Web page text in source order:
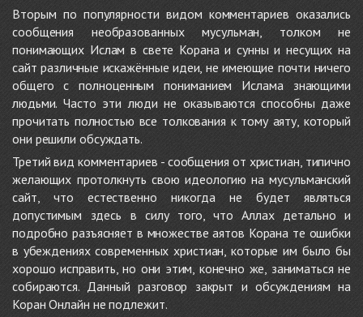
Вторым по популярности видом комментариев оказались
сообщения необразованных мусульман, толком не
понимающих Ислам в свете Корана и сунны и несущих на
сайт различные искажённые идеи, не имеющие почти ничего
общего с полноценным пониманием Ислама знающими
людьми. Часто эти люди не оказываются способны даже
прочитать полностью все толкования к тому аяту, который
они решили обсуждать.
Третий вид комментариев - сообщения от христиан, типично
желающих протолкнуть свою идеологию на мусульманский
сайт, что естественно никогда не будет являться
допустимым здесь в силу того, что Аллах детально и
подробно разъясняет в множестве аятов Корана те ошибки
в убеждениях современных христиан, которые им было бы
хорошо исправить, но они этим, конечно же, заниматься не
собираются. Данный разговор закрыт и обсуждениям на
Коран Онлайн не подлежит.